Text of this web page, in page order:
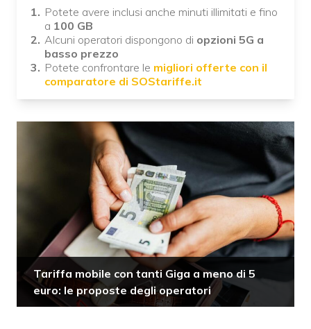
Potete avere inclusi anche minuti illimitati e fino
a 100 GB
Alcuni operatori dispongono di opzioni 5G a
basso prezzo
Potete confrontare le migliori offerte con il
comparatore di SOStariffe.it
Tariffa mobile con tanti Giga a meno di 5
euro: le proposte degli operatori